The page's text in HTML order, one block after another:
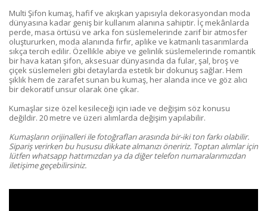
Multi Şifon kumaş, hafif ve akışkan yapısıyla dekorasyondan moda
dünyasına kadar geniş bir kullanım alanına sahiptir. İç mekânlarda
perde, masa örtüsü ve arka fon süslemelerinde zarif bir atmosfer
oluştururken, moda alanında fırfır, aplike ve katmanlı tasarımlarda
sıkça tercih edilir. Özellikle abiye ve gelinlik süslemelerinde romantik
bir hava katan şifon, aksesuar dünyasında da fular, şal, broş ve
çiçek süslemeleri gibi detaylarda estetik bir dokunuş sağlar. Hem
şıklık hem de zarafet sunan bu kumaş, her alanda ince ve göz alıcı
bir dekoratif unsur olarak öne çıkar.
Kumaşlar size özel kesileceği için iade ve değişim söz konusu
değildir. 20 metre ve üzeri alımlarda değişim yapılabilir.
Kumaşların orijinalleri ile fotoğrafları arasında bir-iki ton farkı olabilir.
Sipariş verirken bu hususu dikkate almanızı öneririz. Toptan alımlar için
lütfen whatsapp hattımızdan ya da diğer telefon numaralarımızdan
iletişime geçebilirsiniz.